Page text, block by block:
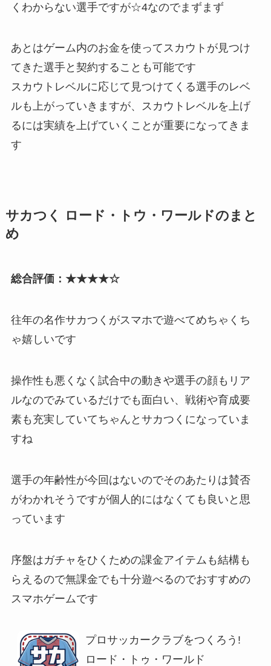
くわからない選手ですが☆4なのでまずまず
あとはゲーム内のお金を使ってスカウトが見つけ
てきた選手と契約することも可能です
スカウトレベルに応じて見つけてくる選手のレベ
ルも上がっていきますが、スカウトレベルを上げ
るには実績を上げていくことが重要になってきま
す
サカつく ロード・トウ・ワールドのまと
め
総合評価： ★★★★☆
往年の名作サカつくがスマホで遊べてめちゃくち
ゃ嬉しいです
操作性も悪くなく試合中の動きや選手の顔もリア
ルなのでみているだけでも面白い、戦術や育成要
素も充実していてちゃんとサカつくになっていま
すね
選手の年齢性が今回はないのでそのあたりは賛否
がわかれそうですが個人的にはなくても良いと思
っています
序盤はガチャをひくための課金アイテムも結構も
らえるので無課金でも十分遊べるのでおすすめの
スマホゲームです
プロサッカークラブをつくろう!
ロード・トゥ・ワールド